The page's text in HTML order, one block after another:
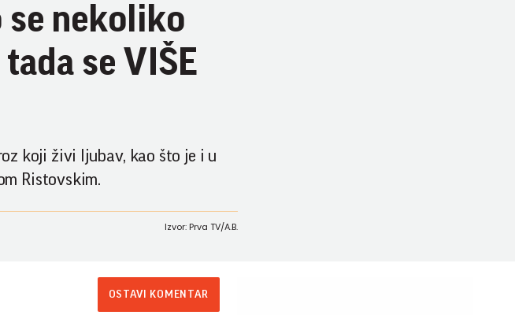
se nekoliko
se VIŠE
koji živi ljubav, kao što je i u
Ristovskim.
Izvor: Prva TV/A.B.
OSTAVI KOMENTAR